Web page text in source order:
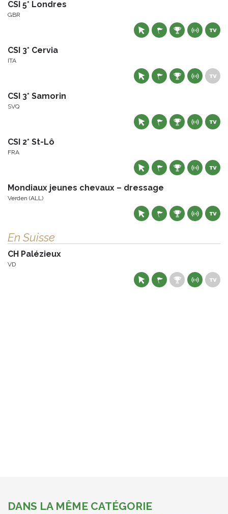
CSI 5* Londres
GBR
CSI 3* Cervia
ITA
CSI 3* Samorin
SVQ
CSI 2* St-Lô
FRA
Mondiaux jeunes chevaux – dressage
Verden (ALL)
En Suisse
CH Palézieux
VD
DANS LA MÊME CATÉGORIE